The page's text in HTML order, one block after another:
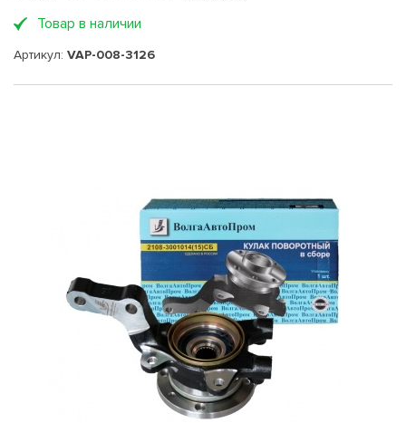
Товар в наличии
Артикул: VAP-008-3126